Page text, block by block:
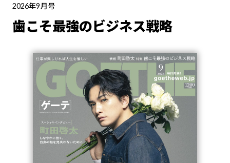
2026年9月号
歯こそ最強のビジネス戦略